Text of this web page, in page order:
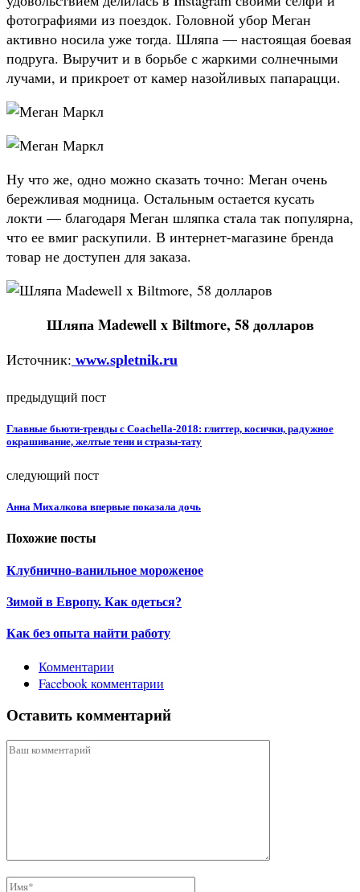
фотографиями из поездок. Головной убор Меган
активно носила уже тогда. Шляпа — настоящая боевая
подруга. Выручит и в борьбе с жаркими солнечными
лучами, и прикроет от камер назойливых папарацци.
Ну что же, одно можно сказать точно: Меган очень
бережливая модница. Остальным остается кусать
локти — благодаря Меган шляпка стала так популярна,
что ее вмиг раскупили. В интернет-магазине бренда
товар не доступен для заказа.
Шляпа Madewell x Biltmore, 58 долларов
Источник: www.spletnik.ru
предыдущий пост
Главные бьюти-тренды с Coachella-2018: глиттер, косички, радужное
окрашивание, желтые тени и стразы-тату
следующий пост
Анна Михалкова впервые показала дочь
Похожие посты
Клубнично-ванильное мороженое
Зимой в Европу. Как одеться?
Как без опыта найти работу
Комментарии
Facebook комментарии
Оставить комментарий